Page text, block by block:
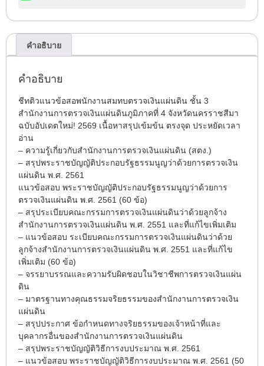
คำอธิบาย
คำอธิบาย
ชีทติวแนวข้อสอพนักงานสมทบตรวจเงินแผ่นดิน ชั้น 3
สำนักงานการตรวจเงินแผ่นดินภูมิภาคที่ 4 จังหวัดนครราชสีมา
ฉบับอัปเดตใหม่! 2569 เนื้อหาสรุปเข้มข้น ตรงจุด ประหยัดเวลา
อ่าน
– ความรู้เกี่ยวกับสำนักงานการตรวจเงินแผ่นดิน (สตง.)
– สรุปพระราชบัญญัติประกอบรัฐธรรมนูญว่าด้วยการตรวจเงิน
แผ่นดิน พ.ศ. 2561
แนวข้อสอบ พระราชบัญญัติประกอบรัฐธรรมนูญว่าด้วยการ
ตรวจเงินแผ่นดิน พ.ศ. 2561 (60 ข้อ)
– สรุประเบียบคณะกรรมการตรวจเงินแผ่นดินว่าด้วยลูกจ้าง
สำนักงานการตรวจเงินแผ่นดิน พ.ศ. 2551 และที่แก้ไขเพิ่มเติม
– แนวข้อสอบ ระเบียบคณะกรรมการตรวจเงินแผ่นดินว่าด้วย
ลูกจ้างสำนักงานการตรวจเงินแผ่นดิน พ.ศ. 2551 และที่แก้ไข
เพิ่มเติม (60 ข้อ)
– จรรยาบรรณและความรับผิดชอบในวิชาชีพการตรวจเงินแผ่น
ดิน
– มาตรฐานทางคุณธรรมจริยธรรมของสำนักงานการตรวจเงิน
แผ่นดิน
– สรุปประกาศ ข้อกำหนดทางจริยธรรมของเจ้าหน้าที่และ
บุคลากรอื่นของสำนักงานการตรวจเงินแผ่นดิน
– สรุปพระราชบัญญัติวิธีการงบประมาณ พ.ศ. 2561
– แนวข้อสอบ พระราชบัญญัติวิธีการงบประมาณ พ.ศ. 2561 (50